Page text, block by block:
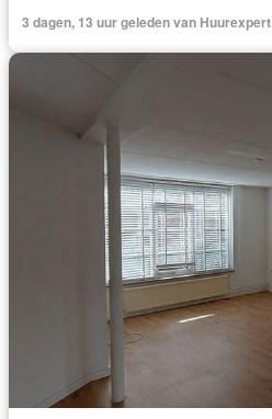
3 dagen, 13 uur geleden van Huurexpert